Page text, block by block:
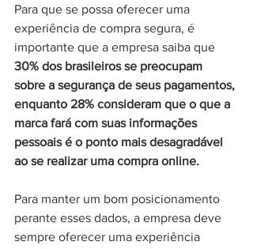
Para que se possa oferecer uma
experiência de compra segura, é
importante que a empresa saiba que
30% dos brasileiros se preocupam
sobre a segurança de seus pagamentos,
enquanto 28% consideram que o que a
marca fará com suas informações
pessoais é o ponto mais desagradável
ao se realizar uma compra online.
Para manter um bom posicionamento
perante esses dados, a empresa deve
sempre oferecer uma experiência